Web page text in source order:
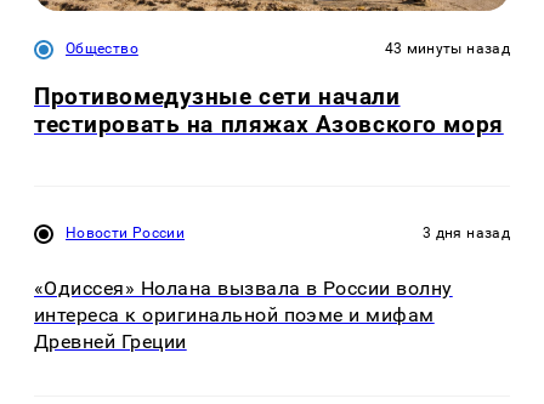
Общество 43 минуты назад
Противомедузные сети начали
тестировать на пляжах Азовского моря
Новости России 3 дня назад
«Одиссея» Нолана вызвала в России волну
интереса к оригинальной поэме и мифам
Древней Греции